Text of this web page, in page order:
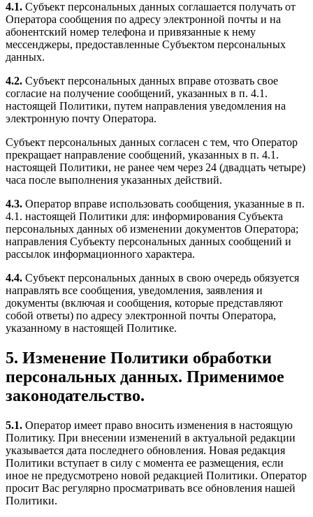
4.1. Субъект персональных данных соглашается получать от
Оператора сообщения по адресу электронной почты и на
абонентский номер телефона и привязанные к нему
мессенджеры, предоставленные Субъектом персональных
данных.
4.2. Субъект персональных данных вправе отозвать свое
согласие на получение сообщений, указанных в п. 4.1.
настоящей Политики, путем направления уведомления на
электронную почту Оператора.
Субъект персональных данных согласен с тем, что Оператор
прекращает направление сообщений, указанных в п. 4.1.
настоящей Политики, не ранее чем через 24 (двадцать четыре)
часа после выполнения указанных действий.
4.3. Оператор вправе использовать сообщения, указанные в п.
4.1. настоящей Политики для: информирования Субъекта
персональных данных об изменении документов Оператора;
направления Субъекту персональных данных сообщений и
рассылок информационного характера.
4.4. Субъект персональных данных в свою очередь обязуется
направлять все сообщения, уведомления, заявления и
документы (включая и сообщения, которые представляют
собой ответы) по адресу электронной почты Оператора,
указанному в настоящей Политике.
5. Изменение Политики обработки
персональных данных. Применимое
законодательство.
5.1. Оператор имеет право вносить изменения в настоящую
Политику. При внесении изменений в актуальной редакции
указывается дата последнего обновления. Новая редакция
Политики вступает в силу с момента ее размещения, если
иное не предусмотрено новой редакцией Политики. Оператор
просит Вас регулярно просматривать все обновления нашей
Политики.